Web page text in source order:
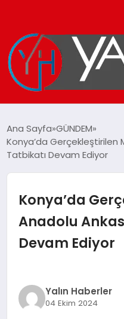
SPOR
EKONOMİ
YAŞAM
TEKNOLOJİ
Ana Sayfa GÜNDEM
Konya’da Gerçekleştirilen
Tatbikatı Devam Ediyor
Konya’da
Anadolu
Devam Ediyor
Yalın Haberler
04 Ekim 2024